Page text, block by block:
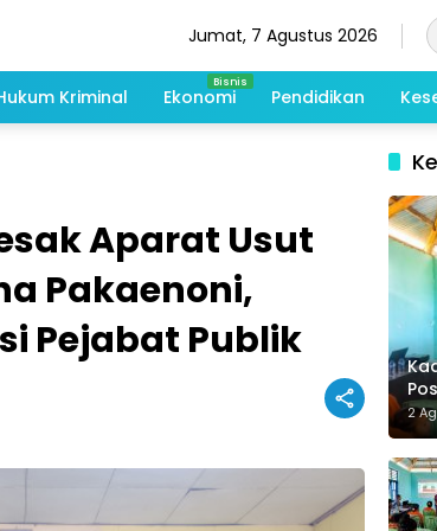
Jumat, 7 Agustus 2026
Kriminal Ekonomi Pendidikan
Aparat Usut
Pakaenoni,
Pejabat Publik
2